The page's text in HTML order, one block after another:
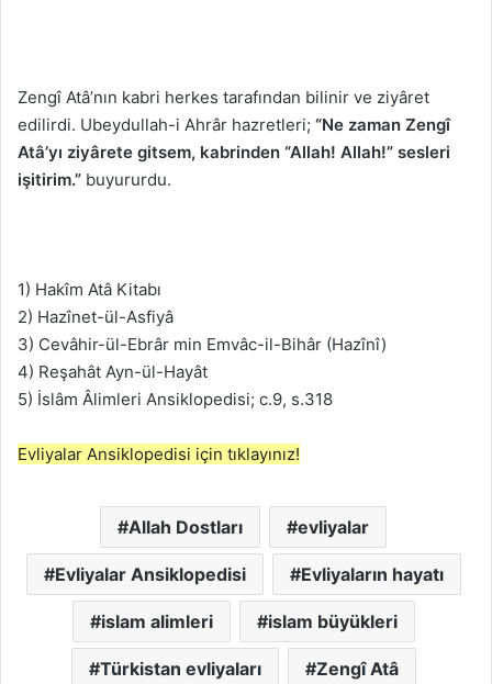
Zengî Atâ’nın kabri herkes tarafından bilinir ve ziyâret
edilirdi. Ubeydullah-i Ahrâr hazretleri; “Ne zaman Zengî
Atâ’yı ziyârete gitsem, kabrinden “Allah! Allah!” sesleri
işitirim.” buyururdu.
1) Hakîm Atâ Kitabı
2) Hazînet-ül-Asfiyâ
3) Cevâhir-ül-Ebrâr min Emvâc-il-Bihâr (Hazînî)
4) Reşahât Ayn-ül-Hayât
5) İslâm Âlimleri Ansiklopedisi; c.9, s.318
Evliyalar Ansiklopedisi için tıklayınız!
Allah Dostları evliyalar
Evliyalar Ansiklopedisi Evliyaların hayatı
islam alimleri islam büyükleri
Türkistan evliyaları Zengî Atâ